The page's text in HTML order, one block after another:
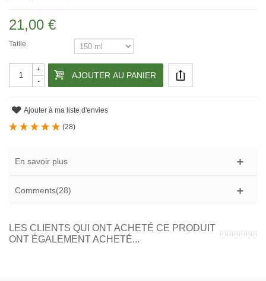
21,00 €
Taille
-
+
AJOUTER AU PANIER
Ajouter à ma liste d'envies
(28)
En savoir plus
Comments(28)
LES CLIENTS QUI ONT ACHETÉ CE PRODUIT
ONT ÉGALEMENT ACHETÉ...